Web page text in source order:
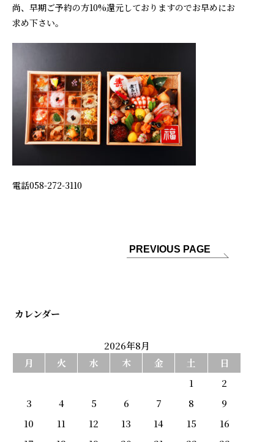
お品書き
尚、早期ご予約の方10%還元しておりますのでお早めにお
求め下さい。
電話058-272-3110
PREVIOUS PAGE
カレンダー
2026年8月
月
火 水 木 金 土
日
1
2
3
4 5 6 7 8
9
10
11 12 13 14 15
16